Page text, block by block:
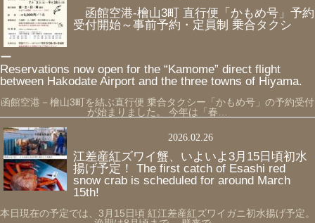
函館空港-檜山3町 直行便「かもめ号」予約
受付開始～事前予約・定員制 乗合タクシ
Reservations now open for the “Kamome” direct flight
between Hakodate Airport and the three towns of Hiyama.
函館空港－檜山3町を結ぶ直行便 乗合タクシー「かもめ号」の予約受付
が始まりました。 今年は「春…
2026.02.26
江差産紅ズワイ蟹、いよいよ3月15日頃初水
揚げ予定！ The first catch of Esashi red
snow crab is scheduled for around March
15th!
本日現在の予定では、3月15日頃 紅江差産紅ズワイガニ初水揚げ予定。